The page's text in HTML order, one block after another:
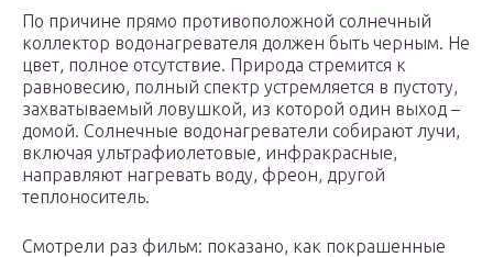
По причине прямо противоположной солнечный
коллектор водонагревателя должен быть черным. Не
цвет, полное отсутствие. Природа стремится к
равновесию, полный спектр устремляется в пустоту,
захватываемый ловушкой, из которой один выход –
домой. Солнечные водонагреватели собирают лучи,
включая ультрафиолетовые, инфракрасные,
направляют нагревать воду, фреон, другой
теплоноситель.
Смотрели раз фильм: показано, как покрашенные